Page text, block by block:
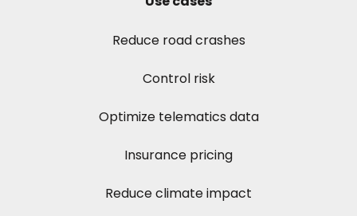
Reduce road crashes
Control risk
Optimize telematics data
Insurance pricing
Reduce climate impact